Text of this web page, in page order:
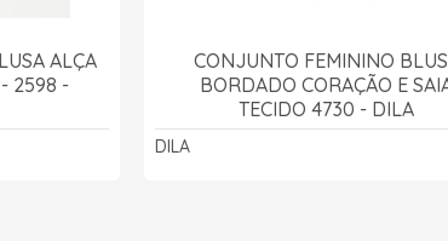
ALÇA
- 2598 -
CONJUNTO FEMININO
BORDADO CORAÇÃO E
TECIDO 4730 - DILA
DILA